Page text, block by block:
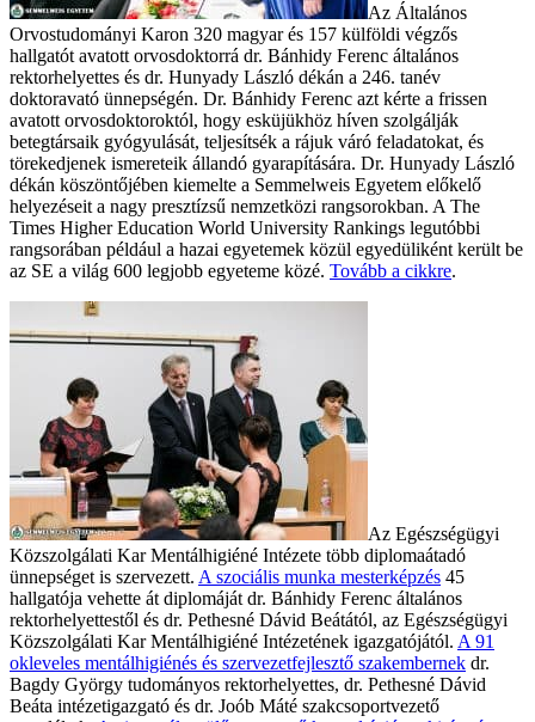
Az Általános
Orvostudományi Karon 320 magyar és 157 külföldi végzős
hallgatót avatott orvosdoktorrá dr. Bánhidy Ferenc általános
rektorhelyettes és dr. Hunyady László dékán a 246. tanév
doktoravató ünnepségén. Dr. Bánhidy Ferenc azt kérte a frissen
avatott orvosdoktoroktól, hogy esküjükhöz híven szolgálják
betegtársaik gyógyulását, teljesítsék a rájuk váró feladatokat, és
törekedjenek ismereteik állandó gyarapítására. Dr. Hunyady László
dékán köszöntőjében kiemelte a Semmelweis Egyetem előkelő
helyezéseit a nagy presztízsű nemzetközi rangsorokban. A The
Times Higher Education World University Rankings legutóbbi
rangsorában például a hazai egyetemek közül egyedüliként került be
az SE a világ 600 legjobb egyeteme közé. Tovább a cikkre.
Az Egészségügyi
Közszolgálati Kar Mentálhigiéné Intézete több diplomaátadó
ünnepséget is szervezett. A szociális munka mesterképzés 45
hallgatója vehette át diplomáját dr. Bánhidy Ferenc általános
rektorhelyettestől és dr. Pethesné Dávid Beátától, az Egészségügyi
Közszolgálati Kar Mentálhigiéné Intézetének igazgatójától. A 91
okleveles mentálhigiénés és szervezetfejlesztő szakembernek dr.
Bagdy György tudományos rektorhelyettes, dr. Pethesné Dávid
Beáta intézetigazgató és dr. Joób Máté szakcsoportvezető